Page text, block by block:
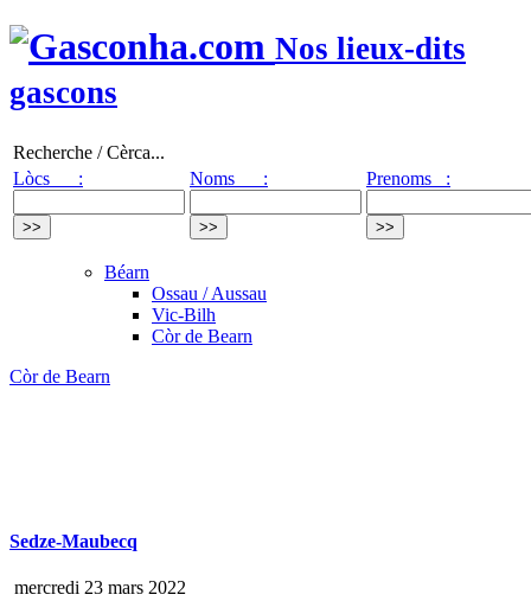
Nos lieux-dits
gascons
Recherche / Cèrca...
Lòcs :
Noms : Prenoms :
Béarn
Ossau / Aussau
Vic-Bilh
Còr de Bearn
Còr de Bearn
Sedze-Maubecq
mercredi 23 mars 2022